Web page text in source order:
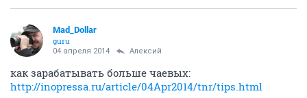
Mad_Dollar
guru
04 апреля 2014 Алексий
как зарабатывать больше чаевых:
http://inopressa.ru/article/04Apr2014/tnr/tips.html